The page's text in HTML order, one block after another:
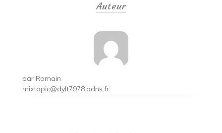
Auteur
par Romain
mixtopic@dylt7978.odns.fr